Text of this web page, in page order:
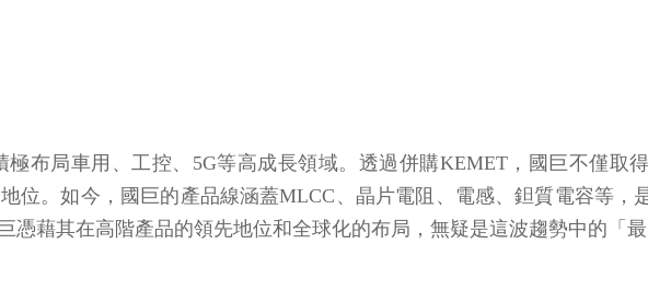
布局車用、工控、5G等高成長領域。透過併購KEMET，國巨不僅取
位。如今，國巨的產品線涵蓋MLCC、晶片電阻、電感、鉭質電容等，
藉其在高階產品的領先地位和全球化的布局，無疑是這波趨勢中的「最